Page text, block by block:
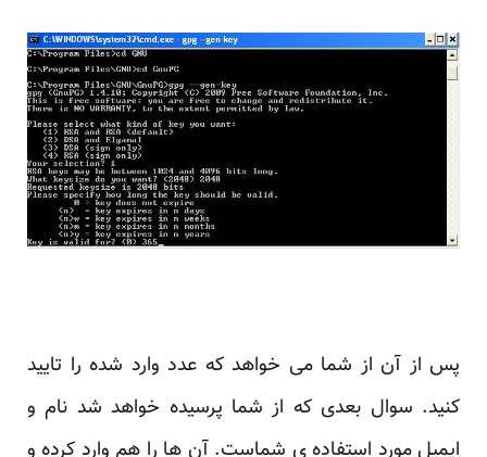
پس از آن از شما می خواهد که عدد وارد شده را تایید
کنید. سوال بعدی که از شما پرسیده خواهد شد نام و
ایمیل مورد استفاده ی شماست. آن ها را هم وارد کرده و